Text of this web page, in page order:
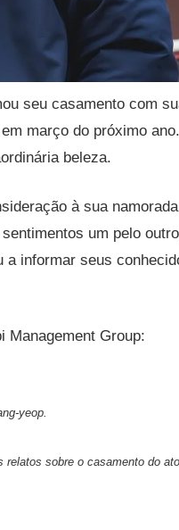
seu casamento com
março do próximo
beleza.
à sua
um pelo
informar seus
Management Group:
yeop.
sobre o casamento do